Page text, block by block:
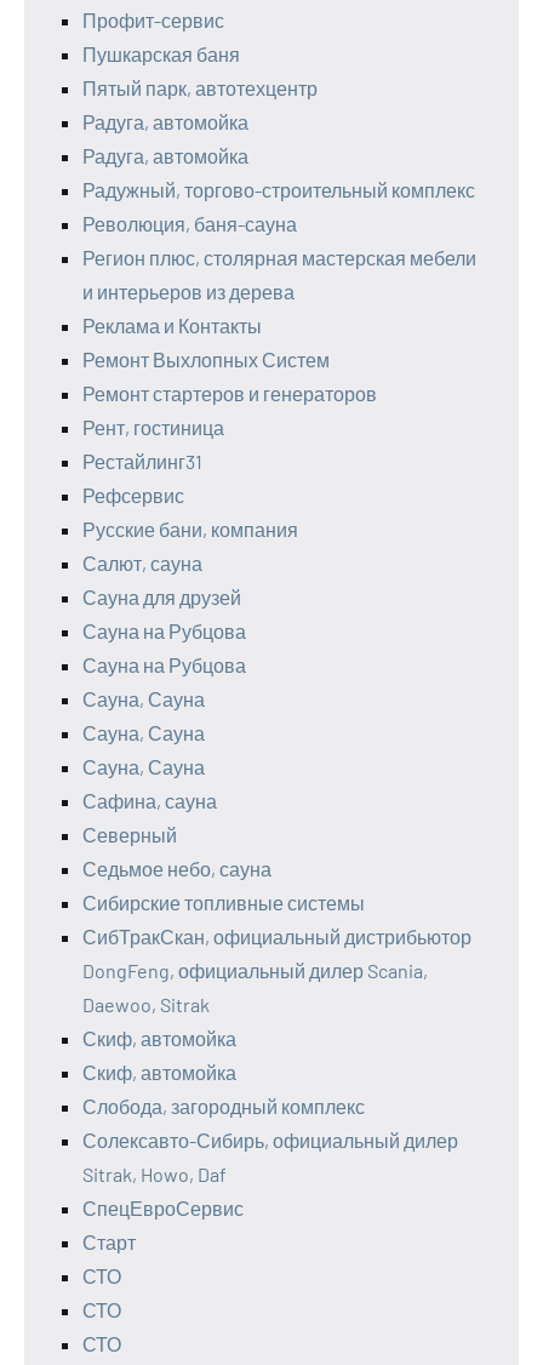
Профит-сервис
Пушкарская баня
Пятый парк, автотехцентр
Радуга, автомойка
Радуга, автомойка
Радужный, торгово-строительный комплекс
Революция, баня-сауна
Регион плюс, столярная мастерская мебели
и интерьеров из дерева
Реклама и Контакты
Ремонт Выхлопных Систем
Ремонт стартеров и генераторов
Рент, гостиница
Рестайлинг31
Рефсервис
Русские бани, компания
Салют, сауна
Сауна для друзей
Сауна на Рубцова
Сауна на Рубцова
Сауна, Сауна
Сауна, Сауна
Сауна, Сауна
Сафина, сауна
Северный
Седьмое небо, сауна
Сибирские топливные системы
СибТракСкан, официальный дистрибьютор
DongFeng, официальный дилер Scania,
Daewoo, Sitrak
Скиф, автомойка
Скиф, автомойка
Слобода, загородный комплекс
Солексавто-Сибирь, официальный дилер
Sitrak, Howo, Daf
СпецЕвроСервис
Старт
СТО
СТО
СТО